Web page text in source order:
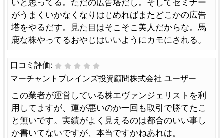
いと思ってる。ただの広告塔だし。そしてセミナー
がうまくいかなくなりはじめればまたどこかの広告
塔をやるだす。見た目はそこそこ美人だからな。馬
鹿な株やってるおやじはいいようにカモにされる。
口コミ評価:
マーチャントブレインズ投資顧問株式会社 ユーザー
この業者が運営している株エヴァンジェリストを利
用してますが、運が悪いのか一回も取引で勝てたこ
と無いです。実績がよく見えるのは都合のいい事し
か書いてないですが、本当ですかねあれは。